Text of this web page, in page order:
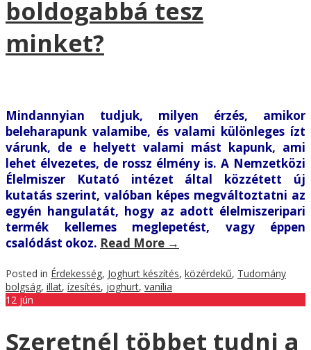
boldogabbá tesz
minket?
Mindannyian tudjuk, milyen érzés, amikor
beleharapunk valamibe, és valami különleges ízt
várunk, de e helyett valami mást kapunk, ami
lehet élvezetes, de rossz élmény is. A Nemzetközi
Élelmiszer Kutató intézet által közzétett új
kutatás szerint, valóban képes megváltoztatni az
egyén hangulatát, hogy az adott élelmiszeripari
termék kellemes meglepetést, vagy éppen
csalódást okoz. Read More →
Posted in Érdekesség, Joghurt készítés, közérdekű, Tudomány
bolgság, illat, ízesítés, joghurt, vanília
12 jún
Szeretnél többet tudni a